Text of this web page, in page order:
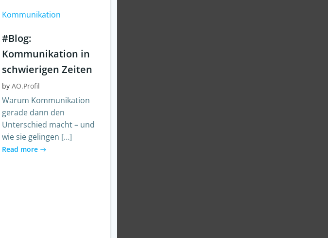
Kommunikation
#Blog:
Kommunikation in
schwierigen Zeiten
by AO.Profil
Warum Kommunikation
gerade dann den
Unterschied macht – und
wie sie gelingen […]
Read more